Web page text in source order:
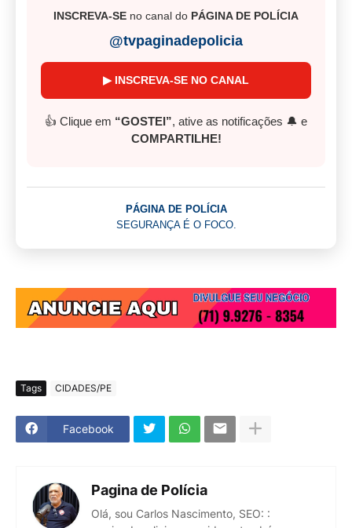
INSCREVA-SE no canal do PÁGINA DE POLÍCIA
@tvpaginadepolicia
▶ INSCREVA-SE NO CANAL
👍 Clique em “GOSTEI”, ative as notificações 🔔 e
COMPARTILHE!
PÁGINA DE POLÍCIA
SEGURANÇA É O FOCO.
Tags CIDADES/PE
Facebook
Pagina de Polícia
Olá, sou Carlos Nascimento, SEO: :